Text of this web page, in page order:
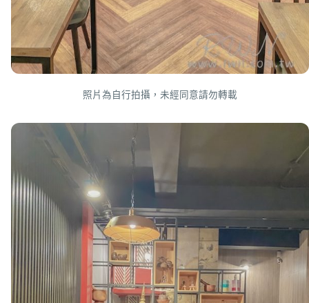
照片為自行拍攝，未經同意請勿轉載